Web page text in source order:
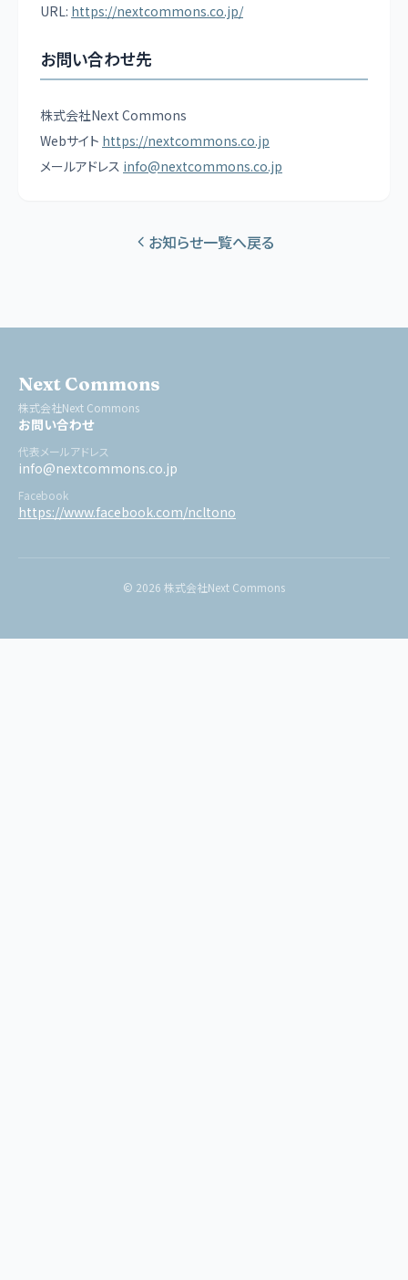
URL: https://nextcommons.co.jp/
お問い合わせ先
株式会社Next Commons
Webサイト https://nextcommons.co.jp
メールアドレス info@nextcommons.co.jp
お知らせ一覧へ戻る
Next Commons
株式会社Next Commons
お問い合わせ
代表メールアドレス
info@nextcommons.co.jp
Facebook
https://www.facebook.com/ncltono
© 2026 株式会社Next Commons